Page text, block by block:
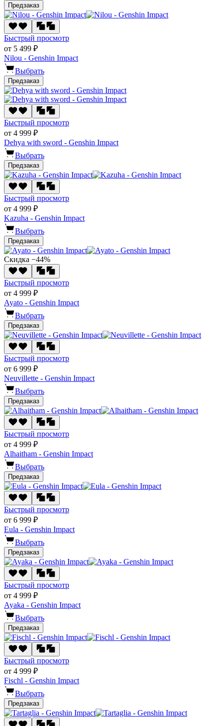
Предзаказ
Быстрый просмотр
от 5 499 ₽
Nilou - Genshin Impact
Выбрать
Предзаказ
Быстрый просмотр
от 4 999 ₽
Dehya with sword - Genshin Impact
Выбрать
Предзаказ
Быстрый просмотр
от 4 999 ₽
Kazuha - Genshin Impact
Выбрать
Предзаказ
Скидка −44%
Быстрый просмотр
от 4 999 ₽
Ayato - Genshin Impact
Выбрать
Предзаказ
Быстрый просмотр
от 6 999 ₽
Neuvillette - Genshin Impact
Выбрать
Предзаказ
Быстрый просмотр
от 4 999 ₽
Alhaitham - Genshin Impact
Выбрать
Предзаказ
Быстрый просмотр
от 6 999 ₽
Eula - Genshin Impact
Выбрать
Предзаказ
Быстрый просмотр
от 4 999 ₽
Ayaka - Genshin Impact
Выбрать
Предзаказ
Быстрый просмотр
от 4 999 ₽
Fischl - Genshin Impact
Выбрать
Предзаказ